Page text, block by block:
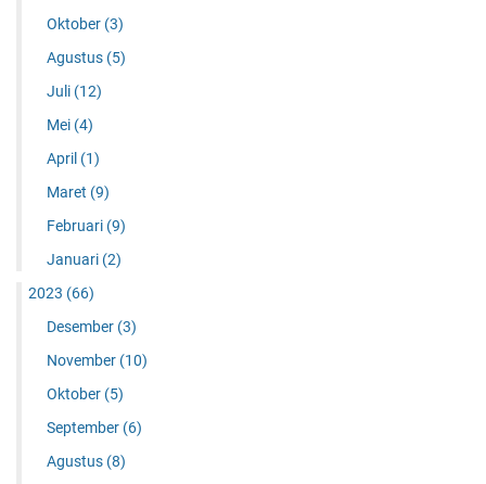
Oktober (3)
Agustus (5)
Juli (12)
Mei (4)
April (1)
Maret (9)
Februari (9)
Januari (2)
2023 (66)
Desember (3)
November (10)
Oktober (5)
September (6)
Agustus (8)